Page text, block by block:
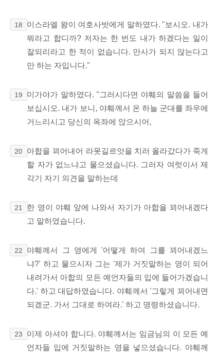
18
이스라엘 왕이 여호사밧에게 말하였다. "보시오. 내가
뭐라고 합디까? 저자는 한 번도 내가 하겠다는 일이
잘되리라고 한 적이 없습니다. 만사가 되지 않는다고
만 하는 자입니다."
19
미가야가 말하였다. "그러시다면 야훼의 말씀을 들어
보십시오. 내가 보니, 야훼께서 온 하늘 군대를 좌우에
거느리시고 당신의 옥좌에 앉으시어,
20
아합을 꾀어내어 라못길르앗을 치러 올라갔다가 죽게
할 자가 없느냐고 물으셨습니다. 그러자 여럿이서 제
각기 자기 의견을 말하는데
21
한 영이 야훼 앞에 나와서 자기가 아합을 꾀어내겠다
고 말하였습니다.
22
야훼께서 그 영에게 '어떻게 하여 그를 꾀어내겠느
냐?' 하고 물으시자 그는 '제가 거짓말하는 영이 되어
내려가서 아합의 모든 예언자들의 입에 들어가겠습니
다.' 하고 대답하였습니다. 야훼께서 '그렇게 꾀어내면
되겠군. 가서 그대로 하여라.' 하고 명령하셨습니다.
23
이제 아셔야 합니다. 야훼께서는 임금님의 이 모든 예
언자들 입에 거짓말하는 영을 넣으셨습니다. 야훼께